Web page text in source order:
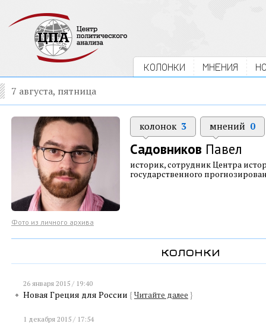
КОЛОНКИ МНЕНИЯ
7 августа, пятница
колонок 3 мнений 0
Садовников Павел
историк, сотрудник Центра
государственного
Фото из личного архива
колонки
26 января 2015 / 19:40
Новая Греция для России { Читайте далее }
1 декабря 2015 / 17:54